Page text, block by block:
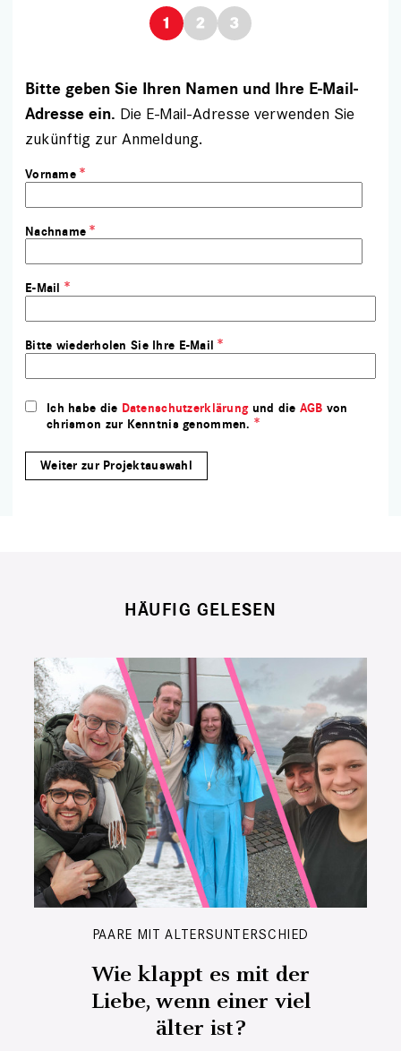
Bitte geben Sie Ihren Namen und Ihre E-Mail-
Adresse ein. Die E-Mail-Adresse verwenden Sie
zukünftig zur Anmeldung.
Vorname
Nachname
E-Mail
Bitte wiederholen Sie Ihre E-Mail
Ich habe die Datenschutzerklärungund die AGB von
chrismon zur Kenntnis genommen.
HÄUFIG GELESEN
PAARE MIT ALTERSUNTERSCHIED
Wie klappt es mit der
Liebe, wenn einer viel
älter ist?